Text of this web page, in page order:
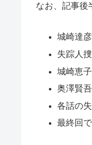
なお、記事後
城崎達
失踪人
城崎恵
奥澤賢
各話の
最終回